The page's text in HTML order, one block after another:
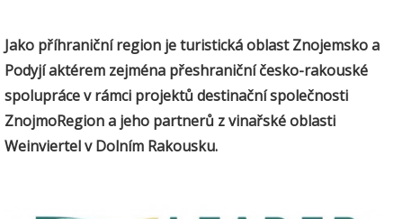
Jako příhraniční region je turistická oblast Znojemsko a
Podyjí aktérem zejména přeshraniční česko-rakouské
spolupráce v rámci projektů destinační společnosti
ZnojmoRegion a jeho partnerů z vinařské oblasti
Weinviertel v Dolním Rakousku.